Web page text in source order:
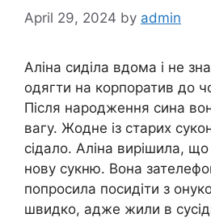
April 29, 2024 by admin
Аліна сиділа вдома і не
одягти на корпоратив до
Після народження сина
вагу. Жодне із старих
сідало. Аліна вирішила, що
нову сукню. Вона
попросила посидіти з
швидко, адже жили в